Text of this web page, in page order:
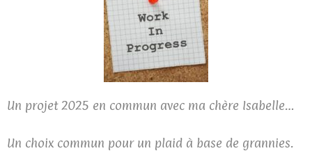
Un projet 2025 en commun avec ma chère Isabelle…
Un choix commun pour un plaid à base de grannies.